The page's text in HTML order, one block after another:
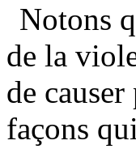
Notons
de la
de
façons